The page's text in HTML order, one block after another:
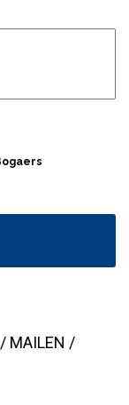
/ MAILEN /